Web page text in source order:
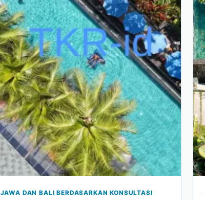
JAWA DAN BALI BERDASARKAN KONSULTASI